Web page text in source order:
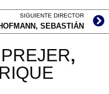
SIGUIENTE DIRECTOR
SEBASTIÁN
,